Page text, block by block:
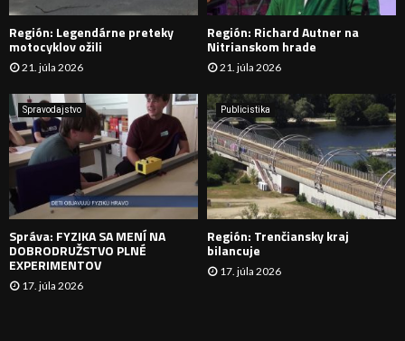
A
N
I
E
Región: Legendárne preteky
motocyklov ožili
21. júla 2026
Región: Richard Autner na
Nitrianskom hrade
21. júla 2026
Spravodajstvo
Správa: FYZIKA SA MENÍ NA
DOBRODRUŽSTVO PLNÉ
EXPERIMENTOV
17. júla 2026
Publicistika
Región: Trenčiansky kraj
bilancuje
17. júla 2026